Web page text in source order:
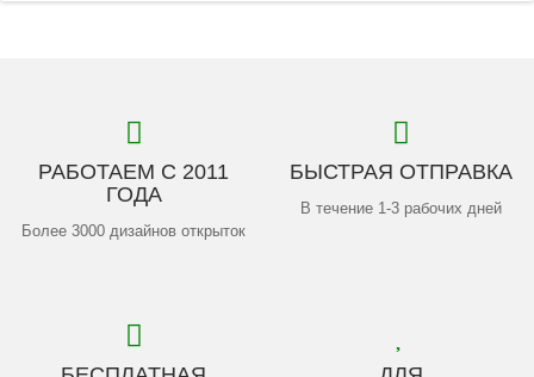
РАБОТАЕМ С 2011
ГОДА
Более 3000 дизайнов открыток
БЫСТРАЯ ОТПРАВКА
В течение 1-3 рабочих дней